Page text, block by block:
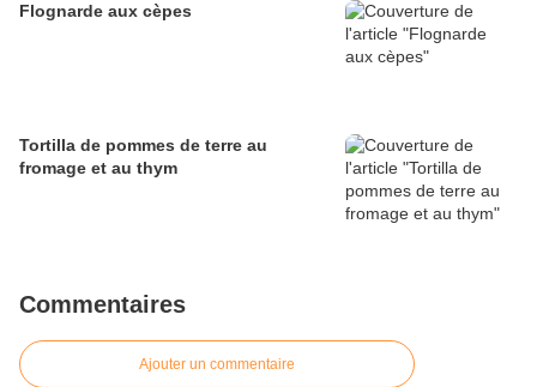
Flognarde aux cèpes
Tortilla de pommes de terre au
fromage et au thym
Commentaires
Ajouter un commentaire